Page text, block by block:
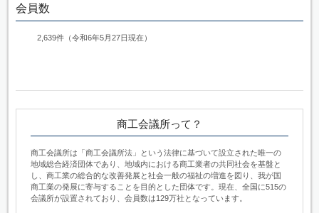
会員数
2,639件（令和6年5月27日現在）
商工会議所って？
商工会議所は「商工会議所法」という法律に基づいて設立された唯一の
地域総合経済団体であり、地域内における商工業者の共同社会を基盤と
し、商工業の総合的な改善発展と社会一般の福祉の増進を図り、我が国
商工業の発展に寄与することを目的とした団体です。現在、全国に515の
会議所が設置されており、会員数は129万社となっています。